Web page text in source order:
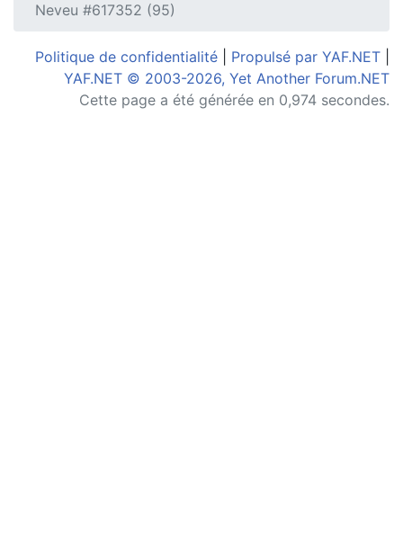
Neveu #617352 (95)
Politique de confidentialité Propulsé par YAF.NET
YAF.NET © 2003-2026, Yet Another Forum.NET
Cette page a été générée en 0,974 secondes.